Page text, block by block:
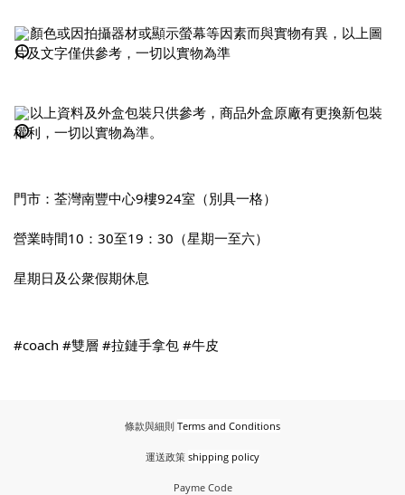
顏色或因拍攝器材或顯示螢幕等因素而與實物有異，以上圖
片及文字僅供參考，一切以實物為準
以上資料及外盒包裝只供參考，商品外盒原廠有更換新包裝
權利，一切以實物為準。
門市：荃灣南豐中心9樓924室（別具一格）
營業時間10：30至19：30（星期一至六）
星期日及公衆假期休息
#coach #雙層 #拉鏈手拿包 #牛皮
條款與細則 Terms and Conditions
運送政策 shipping policy
Payme Code